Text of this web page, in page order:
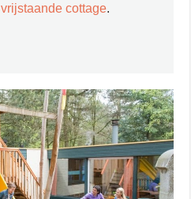
vrijstaande cottage.